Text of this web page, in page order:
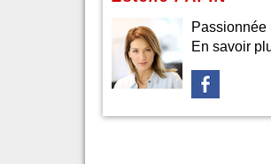
Passionnée
En savoir